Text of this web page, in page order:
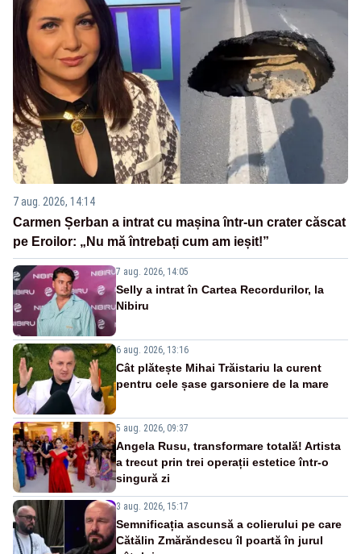
7 aug. 2026, 14:14
Carmen Șerban a intrat cu mașina într-un crater căscat
pe Eroilor: „Nu mă întrebați cum am ieșit!”
7 aug. 2026, 14:05
Selly a intrat în Cartea Recordurilor, la
Nibiru
6 aug. 2026, 13:16
Cât plătește Mihai Trăistariu la curent
pentru cele șase garsoniere de la mare
5 aug. 2026, 09:37
Angela Rusu, transformare totală! Artista
a trecut prin trei operații estetice într-o
singură zi
3 aug. 2026, 15:17
Semnificația ascunsă a colierului pe care
Cătălin Zmărăndescu îl poartă în jurul